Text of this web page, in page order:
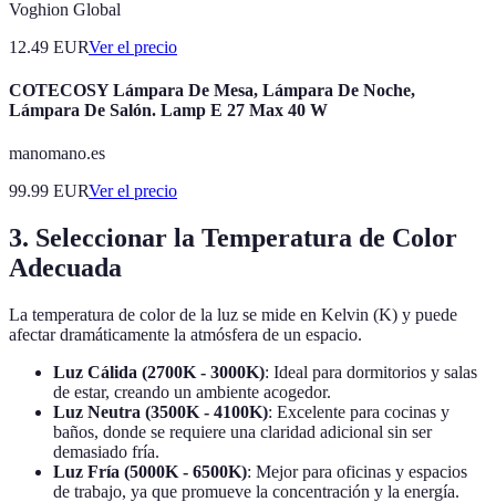
Voghion Global
12.49 EURVer el precio
COTECOSY Lámpara De Mesa, Lámpara De Noche,
Lámpara De Salón. Lamp E 27 Max 40 W
manomano.es
99.99 EURVer el precio
3. Seleccionar la Temperatura de Color
Adecuada
La temperatura de color de la luz se mide en Kelvin (K) y puede
afectar dramáticamente la atmósfera de un espacio.
Luz Cálida (2700K - 3000K): Ideal para dormitorios y salas
de estar, creando un ambiente acogedor.
Luz Neutra (3500K - 4100K): Excelente para cocinas y
baños, donde se requiere una claridad adicional sin ser
demasiado fría.
Luz Fría (5000K - 6500K): Mejor para oficinas y espacios
de trabajo, ya que promueve la concentración y la energía.